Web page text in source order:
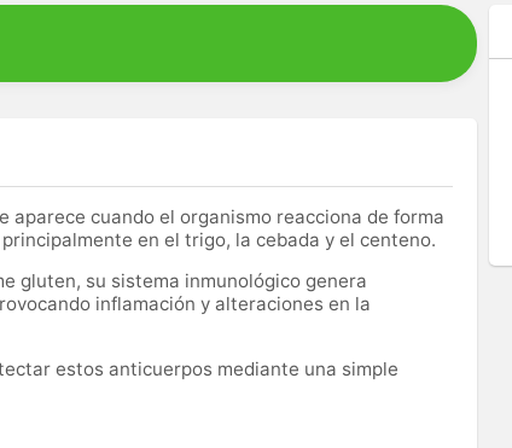
aparece cuando el organismo reacciona de forma
en el trigo, la cebada y el centeno.
gluten, su sistema inmunológico genera
inflamación y alteraciones en la
estos anticuerpos mediante una simple